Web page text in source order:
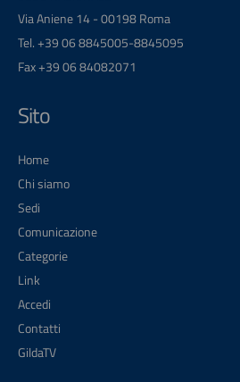
Via Aniene 14 - 00198 Roma
Tel. +39 06 8845005-8845095
Fax +39 06 84082071
Sito
Home
Chi siamo
Sedi
Comunicazione
Categorie
Link
Accedi
Contatti
GildaTV